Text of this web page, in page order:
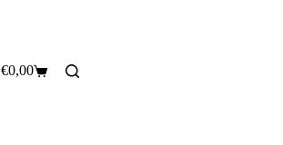
Winkelwagen
€0,00